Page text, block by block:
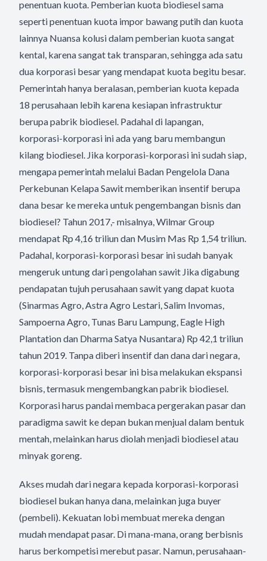
penentuan kuota. Pemberian kuota biodiesel sama
seperti penentuan kuota impor bawang putih dan kuota
lainnya Nuansa kolusi dalam pemberian kuota sangat
kental, karena sangat tak transparan, sehingga ada satu
dua korporasi besar yang mendapat kuota begitu besar.
Pemerintah hanya beralasan, pemberian kuota kepada
18 perusahaan lebih karena kesiapan infrastruktur
berupa pabrik biodiesel. Padahal di lapangan,
korporasi-korporasi ini ada yang baru membangun
kilang biodiesel. Jika korporasi-korporasi ini sudah siap,
mengapa pemerintah melalui Badan Pengelola Dana
Perkebunan Kelapa Sawit memberikan insentif berupa
dana besar ke mereka untuk pengembangan bisnis dan
biodiesel? Tahun 2017,- misalnya, Wilmar Group
mendapat Rp 4,16 triliun dan Musim Mas Rp 1,54 triliun.
Padahal, korporasi-korporasi besar ini sudah banyak
mengeruk untung dari pengolahan sawit Jika digabung
pendapatan tujuh perusahaan sawit yang dapat kuota
(Sinarmas Agro, Astra Agro Lestari, Salim Invomas,
Sampoerna Agro, Tunas Baru Lampung, Eagle High
Plantation dan Dharma Satya Nusantara) Rp 42,1 triliun
tahun 2019. Tanpa diberi insentif dan dana dari negara,
korporasi-korporasi besar ini bisa melakukan ekspansi
bisnis, termasuk mengembangkan pabrik biodiesel.
Korporasi harus pandai membaca pergerakan pasar dan
paradigma sawit ke depan bukan menjual dalam bentuk
mentah, melainkan harus diolah menjadi biodiesel atau
minyak goreng.
Akses mudah dari negara kepada korporasi-korporasi
biodiesel bukan hanya dana, melainkan juga buyer
(pembeli). Kekuatan lobi membuat mereka dengan
mudah mendapat pasar. Di mana-mana, orang berbisnis
harus berkompetisi merebut pasar. Namun, perusahaan-